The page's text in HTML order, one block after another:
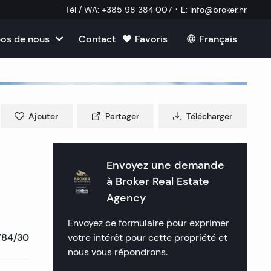
Tél / WA: +385 98 384 007 · E: info@broker.hr
en Croatie
de nous
externe
Contact Favoris Français
30
Ajouter Partager Télécharger
Envoyez une demande
à Broker Real Estate
Agency
Envoyez ce formulaire pour exprimer
votre intérêt pour cette propriété et
nous vous répondrons.